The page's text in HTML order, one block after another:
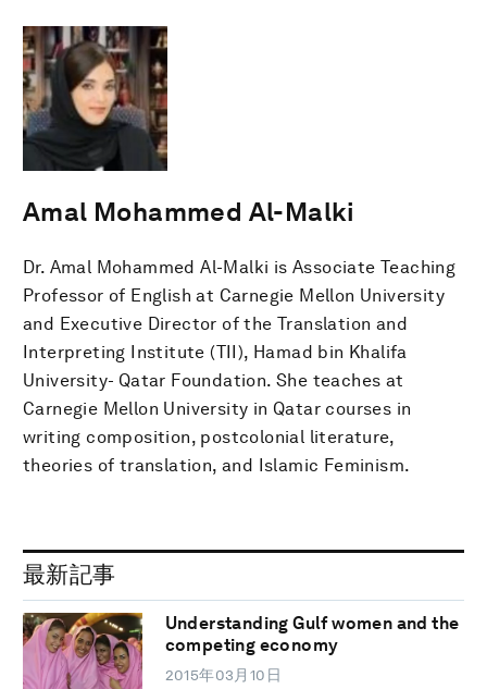
Amal Mohammed Al-Malki
Dr. Amal Mohammed Al-Malki is Associate Teaching
Professor of English at Carnegie Mellon University
and Executive Director of the Translation and
Interpreting Institute (TII), Hamad bin Khalifa
University- Qatar Foundation. She teaches at
Carnegie Mellon University in Qatar courses in
writing composition, postcolonial literature,
theories of translation, and Islamic Feminism.
最新記事
Understanding Gulf women and the
competing economy
2015年03月10日